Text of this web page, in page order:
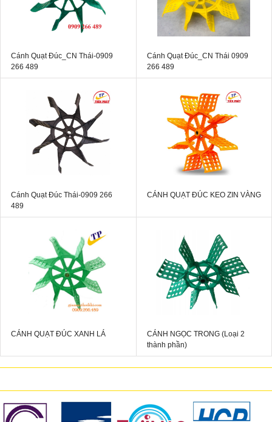
Cánh Quạt Đúc_CN Thái-0909
266 489
Cánh Quạt Đúc_CN Thái 0909
266 489
Cánh Quạt Đúc Thái-0909 266
489
CÁNH QUẠT ĐÚC KEO ZIN VÀNG
CÁNH QUẠT ĐÚC XANH LÁ
CÁNH NGỌC TRONG (Loại 2
thành phần)